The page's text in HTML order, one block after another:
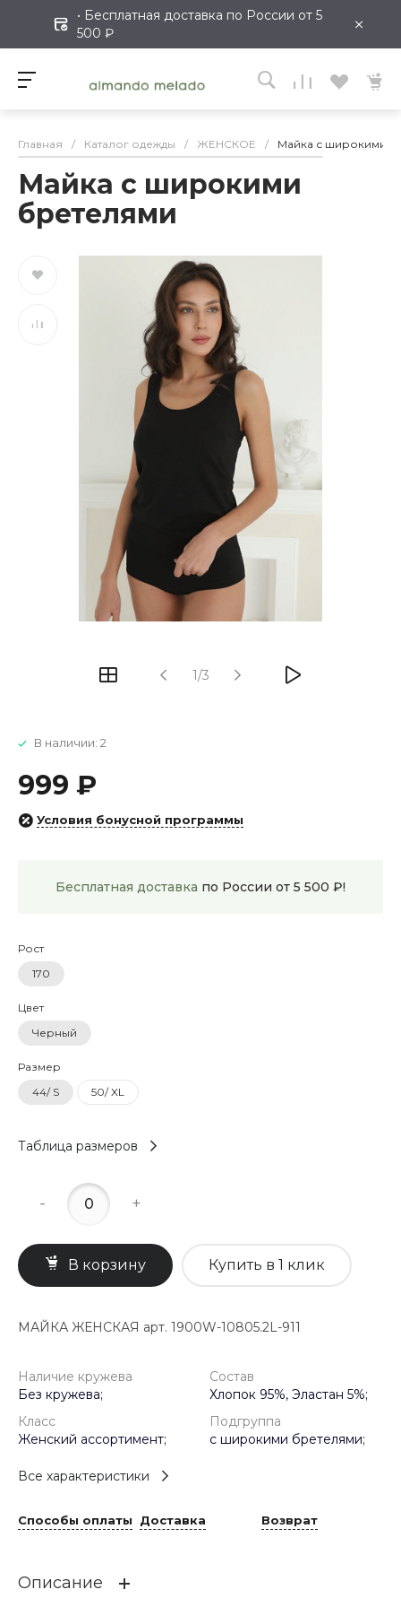
• Бесплатная доставка по России от 5
500 ₽
×
Главная / Каталог одежды / ЖЕНСКОЕ / Майка с широкими
Майка с широкими
бретелями
1/3
В наличии: 2
999 ₽
Условия бонусной программы
Бесплатная доставка по России от 5 500 ₽!
Рост
170
Цвет
Черный
Размер
44/ S
50/ XL
Таблица размеров
- +
В корзину Купить в 1 клик
МАЙКА ЖЕНСКАЯ арт. 1900W-10805.2L-911
Наличие кружева
Без кружева;
Состав
Хлопок 95%, Эластан 5%;
Класс
Женский ассортимент;
Подгруппа
с широкими бретелями;
Все характеристики
Способы оплаты Доставка Возврат
Описание